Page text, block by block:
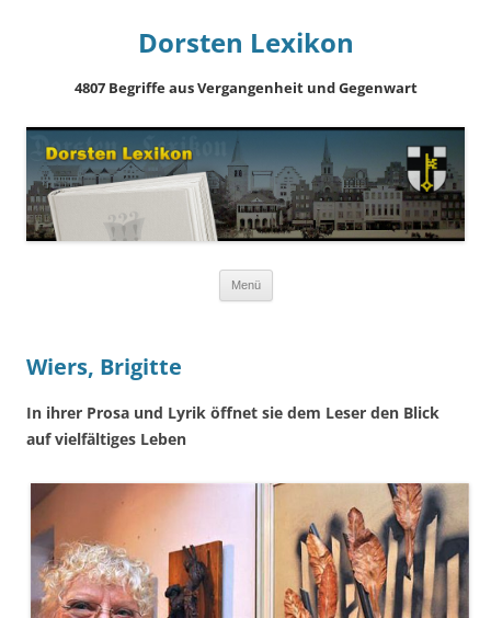
Dorsten Lexikon
4807 Begriffe aus Vergangenheit und Gegenwart
Menü
Wiers, Brigitte
In ihrer Prosa und Lyrik öffnet sie dem Leser den Blick
auf vielfältiges Leben